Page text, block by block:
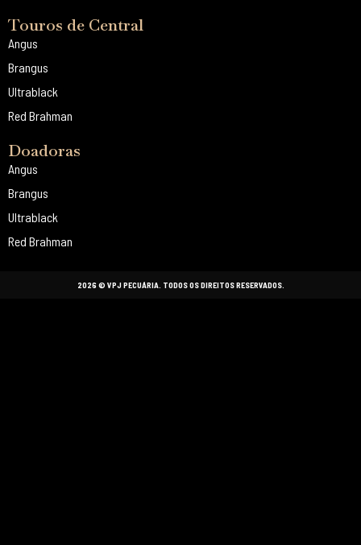
Touros de Central
Angus
Brangus
Ultrablack
Red Brahman
Doadoras
Angus
Brangus
Ultrablack
Red Brahman
2026 © VPJ PECUÁRIA. TODOS OS DIREITOS RESERVADOS.